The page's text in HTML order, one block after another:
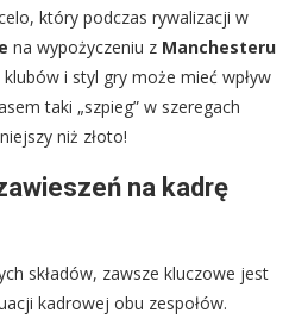
który podczas rywalizacji w
na wypożyczeniu z Manchesteru
i styl gry może mieć wpływ
taki „szpieg” w szeregach
niż złoto!
na kadrę
składów, zawsze kluczowe jest
kadrowej obu zespołów.